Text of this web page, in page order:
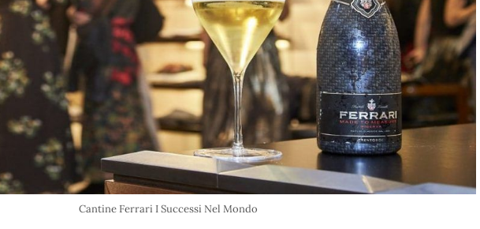
Cantine Ferrari I Successi Nel Mondo